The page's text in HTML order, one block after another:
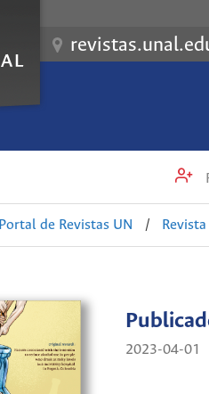
Portal de Revistas UN /
2023-04-01